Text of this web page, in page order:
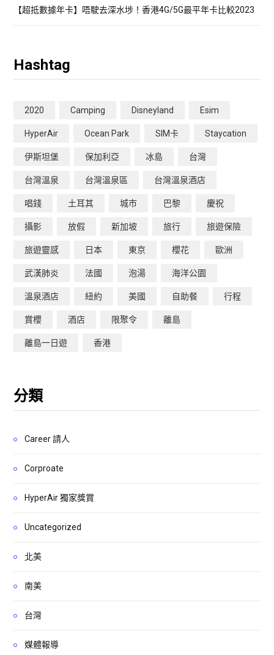
【超抵數據年卡】唔駛去深水埗！香港4G/5G最平年卡比較2023
Hashtag
2020 Camping Disneyland Esim
HyperAir Ocean Park SIM卡 Staycation
伊斯坦堡 保加利亞 冰島 台灣
台灣溫泉 台灣溫泉區 台灣溫泉酒店
唱錢 土耳其 城市 巴黎 慶祝
攝影 放假 新加坡 旅行 旅遊保險
旅遊靈感 日本 東京 櫻花 歐洲
武漢肺炎 法國 泡湯 海洋公園
溫泉酒店 紐約 美國 自助餐 行程
賞櫻 酒店 限聚令 離島
離島一日遊 香港
分類
Career 請人
Corproate
HyperAir 獨家獎賞
Uncategorized
北美
南美
台灣
媒體報導